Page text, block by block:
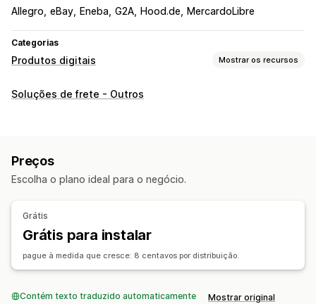
Allegro eBay Eneba G2A Hood.de MercardoLibre
Categorias
Produtos digitais Mostrar os recursos
Tipos de produto
Gerenciamento de downloads
Entrega de e-mail
Upload em massa
Downloads ilimitados
Segurança de arquivo
Código de acesso Chave de licença Restrições de IP
Hospedagem de arquivo
Soluções de frete - Outros
Preços
Escolha o plano ideal para o negócio.
Grátis
Grátis para instalar
pague à medida que cresce: 8 centavos por distribuição.
Contém texto traduzido automaticamente Mostrar original